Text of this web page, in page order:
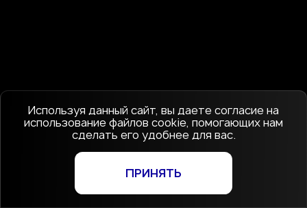
Используя данный сайт, вы даете согласие на
использование файлов cookie, помогающих нам
сделать его удобнее для вас.
ПРИНЯТЬ